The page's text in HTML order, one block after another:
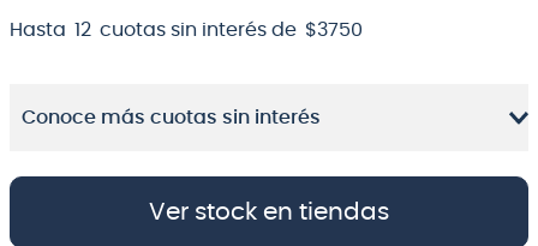
Hasta 12 cuotas sin interés de $3750
Conoce más cuotas sin interés
Ver stock en tiendas
10. violin